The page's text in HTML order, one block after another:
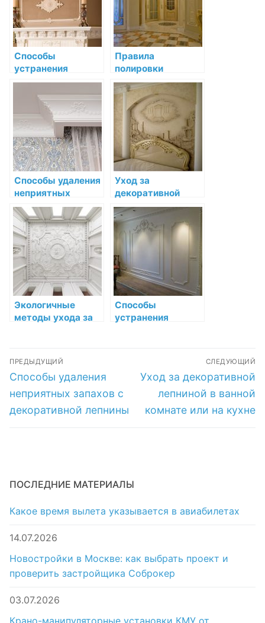
Способы
устранения
затертостей и
потускнения
декоративной
лепнины
Правила
полировки
декоративной
лепнины для
сохранения её
блеска
Способы удаления
неприятных
запахов с
декоративной
лепнины
Уход за
декоративной
лепниной во время
ремонта и
строительства
Экологичные
методы ухода за
Способы
устранения
Навигация
по
записям
ПРЕДЫДУЩИЙ
Предыдущая
запись:
Способы удаления
неприятных запахов с
декоративной лепнины
СЛЕДУЮЩИЙ
Следующая
запись:
Уход за декоративной
лепниной в ванной
комнате или на кухне
ПОСЛЕДНИЕ МАТЕРИАЛЫ
Какое время вылета указывается в авиабилетах
14.07.2026
Новостройки в Москве: как выбрать проект и
проверить застройщика Соброкер
03.07.2026
Крано-манипуляторные установки КМУ от